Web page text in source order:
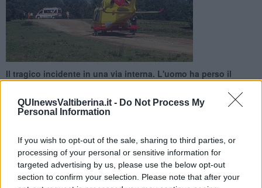
QUInewsValtiberina.it - Do Not Process My
Personal Information
If you wish to opt-out of the sale, sharing to third parties, or
processing of your personal or sensitive information for
targeted advertising by us, please use the below opt-out
section to confirm your selection. Please note that after your
Il tragico incidente in una via interna. L'uomo ha perso il
controllo della vettura. I sanitari hanno provato a rianimarlo
ma era già deceduto
ANGHIARI —Drammatico incidente poco dopo le 13 in una strada
interna in località Campo alla Fiera nel comune di Anghiari.Un